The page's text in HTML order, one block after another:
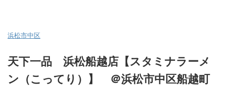
浜松市中区
天下一品 浜松船越店【スタミナラーメ
ン（こってり）】 ＠浜松市中区船越町